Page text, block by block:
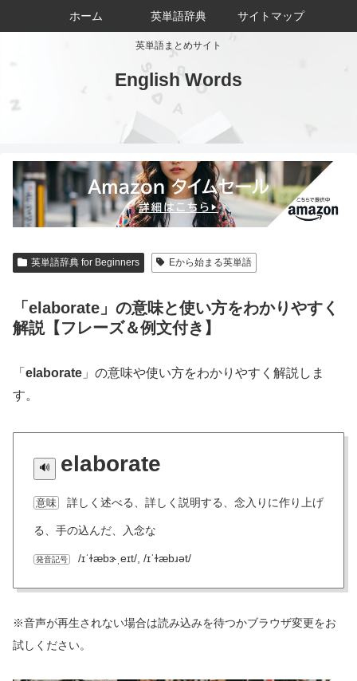
英単語まとめサイト
English Words
ホーム 英単語辞典 サイトマップ
英単語辞典 for Beginners Eから始まる英単語
「elaborate」の意味と使い方をわかりやすく
解説【フレーズ＆例文付き】
「 elaborate 」の意味や使い方をわかりやすく解説しま
す。
elaborate
意味 詳しく述べる、詳しく説明する、念入りに作り上げ
る、手の込んだ、入念な
発音記号 /ɪˈɫæbɝˌeɪt/, /ɪˈɫæbɹət/
※音声が再生されない場合は読み込みを待つかブラウザ変更をお
試しください。